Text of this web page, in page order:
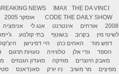
NEWS IMAX
THE DA VINCI
CODE THE DAILY SHOW אוסקר 2005
2008
אורחים אינטרנט אנג לי אנימציה
לשינוי מין
בקרוב בשוטף בתי קולנוע
דפש מוד
האחים כהן היי דפינישן
הספד
וודי אלן טלוויזיה טעויות תרגום
מאבק היוצרים
מוזיקה מועדון הגנוזים
מפיצים
מר משיב ניו יורק סאנדאנס